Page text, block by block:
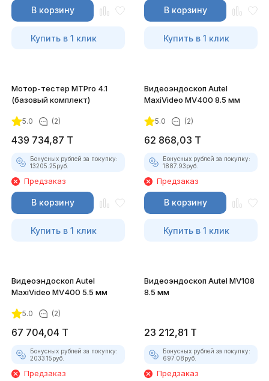
В корзину
Купить в 1 клик
В корзину
Купить в 1 клик
Мотор-тестер MTPro 4.1
(базовый комплект)
5.0 (2)
439 734,87 T
Бонусных рублей за покупку:
13205.25руб.
Предзаказ
В корзину
Купить в 1 клик
Видеоэндоскоп Autel
MaxiVideo MV400 8.5 мм
5.0 (2)
62 868,03 T
Бонусных рублей за покупку:
1887.93руб.
Предзаказ
В корзину
Купить в 1 клик
Видеоэндоскоп Autel
MaxiVideo MV400 5.5 мм
5.0 (2)
67 704,04 T
Бонусных рублей за покупку:
2033.15руб.
Предзаказ
Видеоэндоскоп Autel MV108
8.5 мм
23 212,81 T
Бонусных рублей за покупку:
697.08руб.
Предзаказ